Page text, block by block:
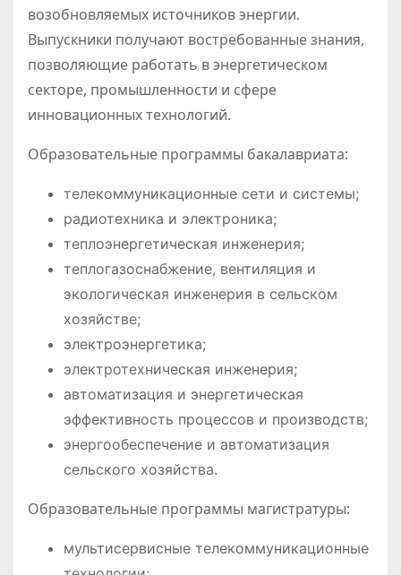
возобновляемых источников энергии.
Выпускники получают востребованные знания,
позволяющие работать в энергетическом
секторе, промышленности и сфере
инновационных технологий.
Образовательные программы бакалавриата:
телекоммуникационные сети и системы;
радиотехника и электроника;
теплоэнергетическая инженерия;
теплогазоснабжение, вентиляция и
экологическая инженерия в сельском
хозяйстве;
электроэнергетика;
электротехническая инженерия;
автоматизация и энергетическая
эффективность процессов и производств;
энергообеспечение и автоматизация
сельского хозяйства.
Образовательные программы магистратуры:
мультисервисные телекоммуникационные